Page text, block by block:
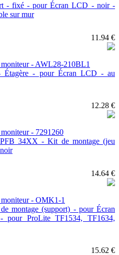
- fixé - pour Écran LCD - noir -
sur mur
11.94 €
Étagère - pour Écran LCD - au
12.28 €
34XX - Kit de montage (jeu
14.64 €
montage (support) - pour Écran
ProLite TF1534, TF1634,
15.62 €